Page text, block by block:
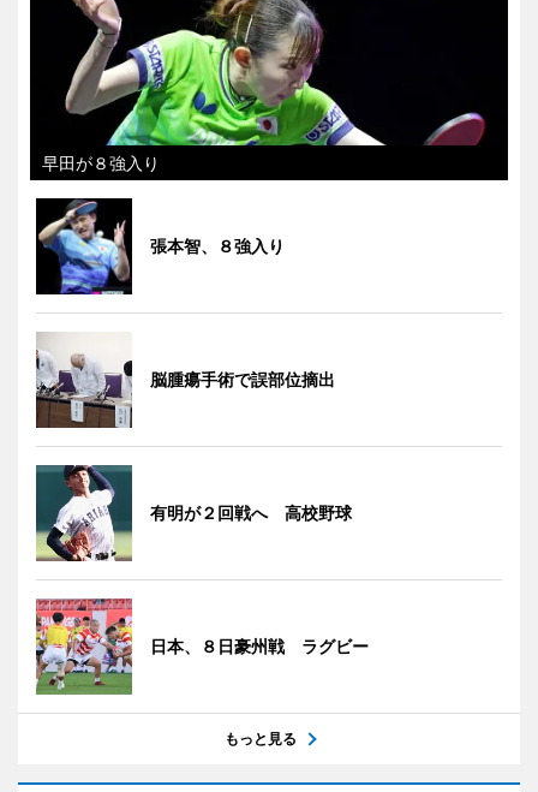
早田が８強入り
張本智、８強入り
脳腫瘍手術で誤部位摘出
有明が２回戦へ 高校野球
日本、８日豪州戦 ラグビー
もっと見る